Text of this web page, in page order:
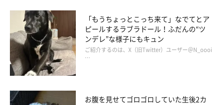
「もうちょっとこっち来て」なでてとア
ピールするラブラドール！ふだんの“ツ
ンデレ”な様子にもキュン
ご紹介するのは、X（旧Twitter）ユーザー＠N_oooi
…
お腹を見せてゴロゴロしていた生後2カ